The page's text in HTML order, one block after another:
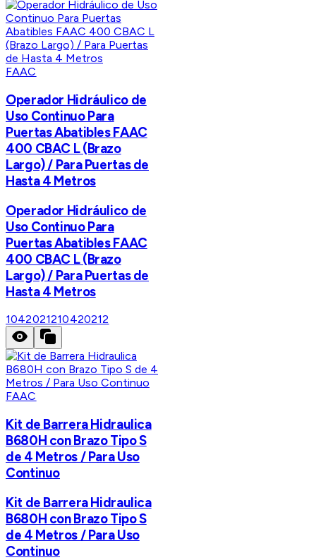
FAAC
Operador Hidráulico de
Uso Continuo Para
Puertas Abatibles FAAC
400 CBAC L (Brazo
Largo) / Para Puertas de
Hasta 4 Metros
Operador Hidráulico de
Uso Continuo Para
Puertas Abatibles FAAC
400 CBAC L (Brazo
Largo) / Para Puertas de
Hasta 4 Metros
1042021210420212
FAAC
Kit de Barrera Hidraulica
B680H con Brazo Tipo S
de 4 Metros / Para Uso
Continuo
Kit de Barrera Hidraulica
B680H con Brazo Tipo S
de 4 Metros / Para Uso
Continuo